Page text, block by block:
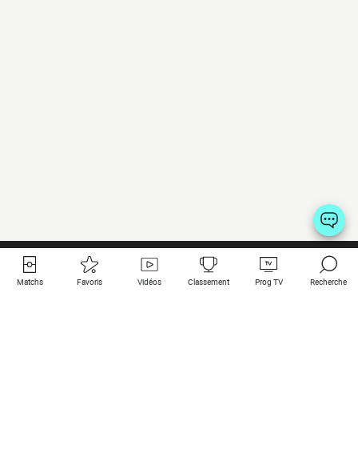
Matchs Favoris Vidéos Classement Prog TV Recherche